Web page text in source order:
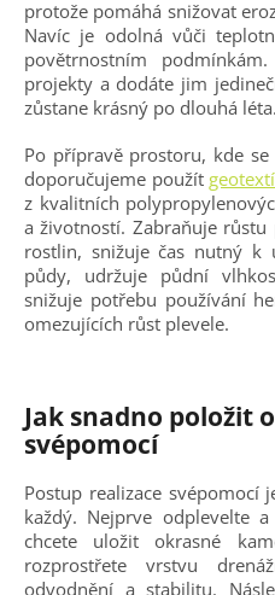
protože pomáhá snižovat
Navíc je odolná vůči
povětrnostním
projekty a dodáte jim
zůstane krásný po dlouhá léta.
Po přípravě prostoru, kde
doporučujeme použít
z kvalitních
a životností. Zabraňuje růstu
rostlin, snižuje čas nutný k
půdy, udržuje půdní
snižuje potřebu používání
omezujících růst plevele.
Jak snadno položit
svépomocí
Postup realizace svépomocí
každý. Nejprve odplevelte
chcete uložit okrasné
rozprostřete vrstvu
odvodnění a stabilitu.